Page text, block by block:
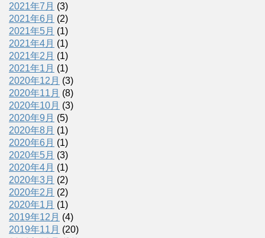
2021年7月 (3)
2021年6月 (2)
2021年5月 (1)
2021年4月 (1)
2021年2月 (1)
2021年1月 (1)
2020年12月 (3)
2020年11月 (8)
2020年10月 (3)
2020年9月 (5)
2020年8月 (1)
2020年6月 (1)
2020年5月 (3)
2020年4月 (1)
2020年3月 (2)
2020年2月 (2)
2020年1月 (1)
2019年12月 (4)
2019年11月 (20)